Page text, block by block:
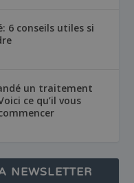
6 conseils utiles si
un traitement
ce qu’il vous
NEWSLETTER